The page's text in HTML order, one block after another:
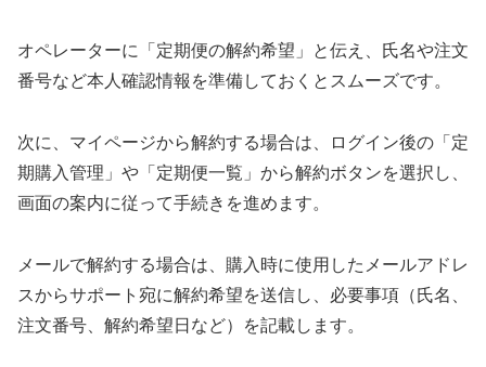
オペレーターに「定期便の解約希望」と伝え、氏名や注文
番号など本人確認情報を準備しておくとスムーズです。
次に、マイページから解約する場合は、ログイン後の「定
期購入管理」や「定期便一覧」から解約ボタンを選択し、
画面の案内に従って手続きを進めます。
メールで解約する場合は、購入時に使用したメールアドレ
スからサポート宛に解約希望を送信し、必要事項（氏名、
注文番号、解約希望日など）を記載します。